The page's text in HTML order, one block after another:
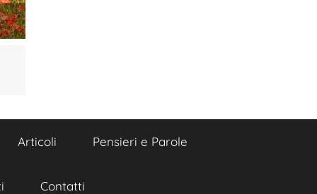
Articoli Pensieri e Parole
Contatti